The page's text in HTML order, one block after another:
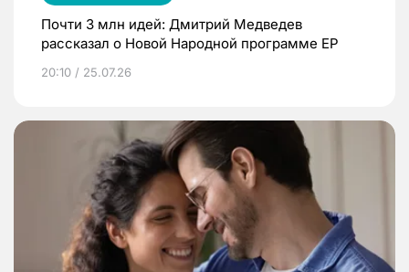
Почти 3 млн идей: Дмитрий Медведев
рассказал о Новой Народной программе ЕР
20:10 / 25.07.26